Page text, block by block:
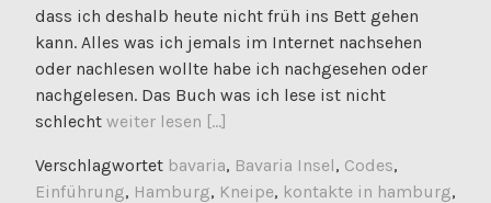
dass ich deshalb heute nicht früh ins Bett gehen
kann. Alles was ich jemals im Internet nachsehen
oder nachlesen wollte habe ich nachgesehen oder
nachgelesen. Das Buch was ich lese ist nicht
schlecht weiter lesen [...]
Verschlagwortet bavaria, Bavaria Insel, Codes,
Einführung, Hamburg, Kneipe, kontakte in hamburg,